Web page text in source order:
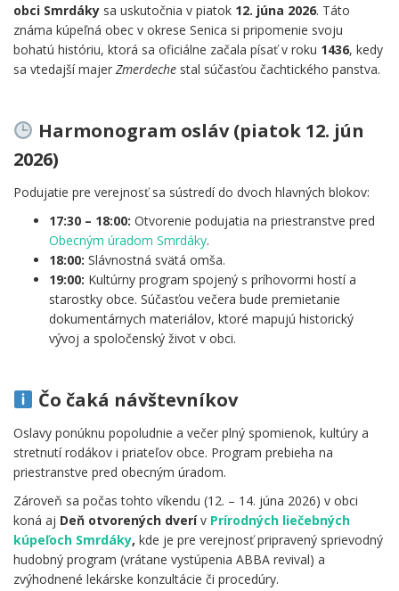
obci Smrdáky sa uskutočnia v piatok 12. júna 2026. Táto
známa kúpeľná obec v okrese Senica si pripomenie svoju
bohatú históriu, ktorá sa oficiálne začala písať v roku 1436, kedy
sa vtedajší majer Zmerdeche stal súčasťou čachtického panstva.
Harmonogram osláv (piatok 12. jún
2026)
Podujatie pre verejnosť sa sústredí do dvoch hlavných blokov:
17:30 – 18:00: Otvorenie podujatia na priestranstve pred
Obecným úradom Smrdáky.
18:00: Slávnostná svätá omša.
19:00: Kultúrny program spojený s príhovormi hostí a
starostky obce. Súčasťou večera bude premietanie
dokumentárnych materiálov, ktoré mapujú historický
vývoj a spoločenský život v obci.
Čo čaká návštevníkov
Oslavy ponúknu popoludnie a večer plný spomienok, kultúry a
stretnutí rodákov i priateľov obce. Program prebieha na
priestranstve pred obecným úradom.
Zároveň sa počas tohto víkendu (12. – 14. júna 2026) v obci
koná aj Deň otvorených dverív Prírodných liečebných
kúpeľoch Smrdáky, kde je pre verejnosť pripravený sprievodný
hudobný program (vrátane vystúpenia ABBA revival) a
zvýhodnené lekárske konzultácie či procedúry.